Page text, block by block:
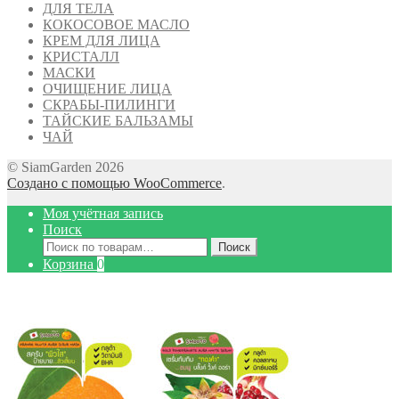
ДЛЯ ТЕЛА
КОКОСОВОЕ МАСЛО
КРЕМ ДЛЯ ЛИЦА
КРИСТАЛЛ
МАСКИ
ОЧИЩЕНИЕ ЛИЦА
СКРАБЫ-ПИЛИНГИ
ТАЙСКИЕ БАЛЬЗАМЫ
ЧАЙ
© SiamGarden 2026
Создано с помощью WooCommerce.
Моя учётная запись
Поиск
Искать:
Поиск
Корзина 0